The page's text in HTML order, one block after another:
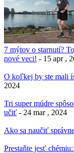
7 mýtov o starnutí?
nové veci! - 15 apr ,
O koľkej by ste mali
2024
Tri super múdre
učiť - 24 mar , 2024
Ako sa naučiť
Prestaňte jesť